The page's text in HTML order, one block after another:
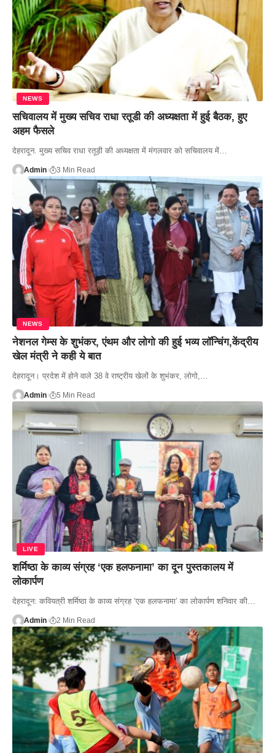
NEWS
सचिवालय में मुख्य सचिव राधा रतूडी की अध्यक्षता में हुई बैठक, हुए
अहम फैसले
देहरादून. मुख्य सचिव राधा रतूड़ी की अध्यक्षता में मंगलवार को सचिवालय में…
Admin 3 Min Read
NEWS
नेशनल गेम्स के शुभंकर, एंथम और लोगो की हुई भव्य लॉन्चिंग,केंद्रीय
खेल मंत्री ने कही ये बात
देहरादून। प्रदेश में होने वाले 38 वे राष्ट्रीय खेलों के शुभंकर, लोगो,…
Admin 5 Min Read
LIVE
शर्मिष्ठा के काव्य संग्रह ‘एक हलफनामा’ का दून पुस्तकालय में
लोकार्पण
देहरादून: कवियत्री शर्मिष्ठा के काव्य संग्रह ‘एक हलफनामा’ का लोकार्पण शनिवार की…
Admin 2 Min Read